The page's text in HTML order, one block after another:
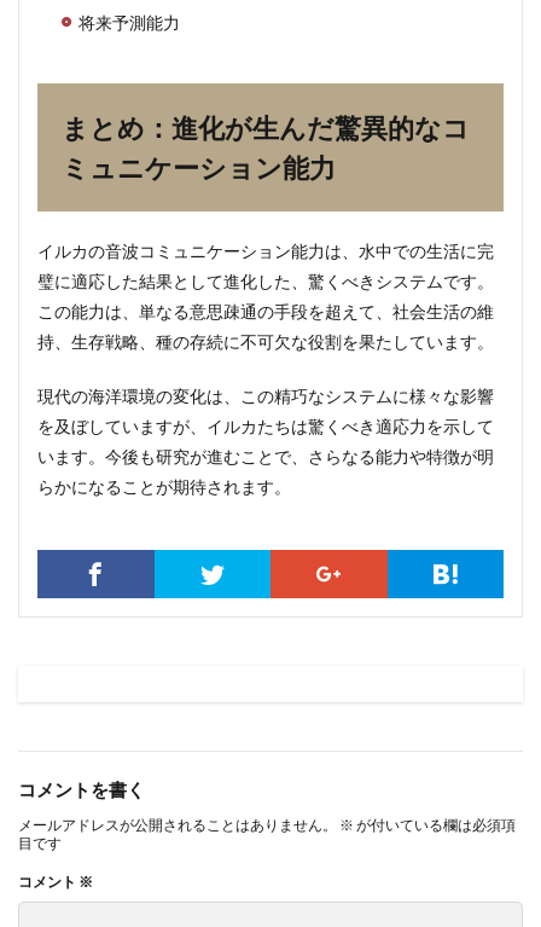
将来予測能力
まとめ：進化が生んだ驚異的なコ
ミュニケーション能力
イルカの音波コミュニケーション能力は、水中での生活に完
璧に適応した結果として進化した、驚くべきシステムです。
この能力は、単なる意思疎通の手段を超えて、社会生活の維
持、生存戦略、種の存続に不可欠な役割を果たしています。
現代の海洋環境の変化は、この精巧なシステムに様々な影響
を及ぼしていますが、イルカたちは驚くべき適応力を示して
います。今後も研究が進むことで、さらなる能力や特徴が明
らかになることが期待されます。
コメントを書く
メールアドレスが公開されることはありません。 ※ が付いている欄は必須項
目です
コメント ※